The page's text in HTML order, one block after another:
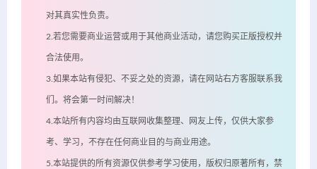
对其真实性负责。
2.若您需要商业运营或用于其他商业活动，请您购买正版授权并
合法使用。
3.如果本站有侵犯、不妥之处的资源，请在网站右方客服联系我
们。将会第一时间解决！
4.本站所有内容均由互联网收集整理、网友上传，仅供大家参
考、学习，不存在任何商业目的与商业用途。
5.本站提供的所有资源仅供参考学习使用，版权归原著所有，禁